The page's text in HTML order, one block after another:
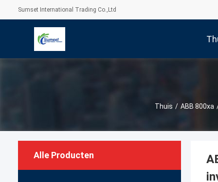
Sumset International Trading Co.,Ltd
Thuis / ABB 800xa
Alle Producten